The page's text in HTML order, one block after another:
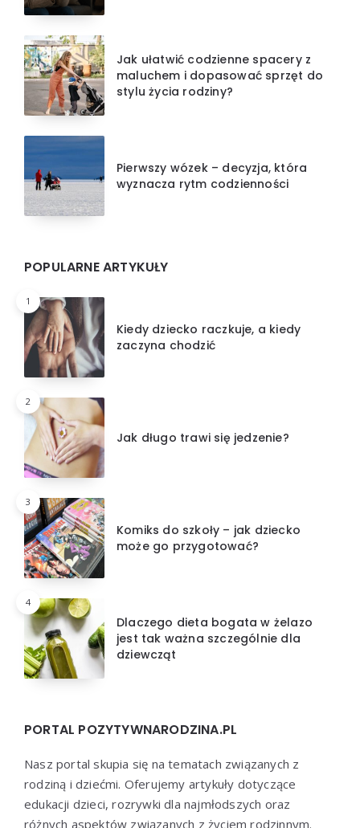
Jak ułatwić codzienne spacery z
maluchem i dopasować sprzęt do
stylu życia rodziny?
Pierwszy wózek – decyzja, która
wyznacza rytm codzienności
POPULARNE ARTYKUŁY
1
Kiedy dziecko raczkuje, a kiedy
zaczyna chodzić
2
Jak długo trawi się jedzenie?
3
Komiks do szkoły – jak dziecko
może go przygotować?
4
Dlaczego dieta bogata w żelazo
jest tak ważna szczególnie dla
dziewcząt
PORTAL POZYTYWNARODZINA.PL
Nasz portal skupia się na tematach związanych z
rodziną i dziećmi. Oferujemy artykuły dotyczące
edukacji dzieci, rozrywki dla najmłodszych oraz
różnych aspektów związanych z życiem rodzinnym.